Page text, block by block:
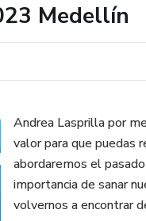
Medellín
Andrea Lasprilla por
valor para que puedas
abordaremos el
importancia de sanar
volvernos a encontrar